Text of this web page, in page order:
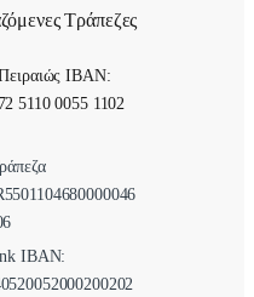
Τράπεζες
IBAN:
5110 0055 1102
ΙΒΑΝ: